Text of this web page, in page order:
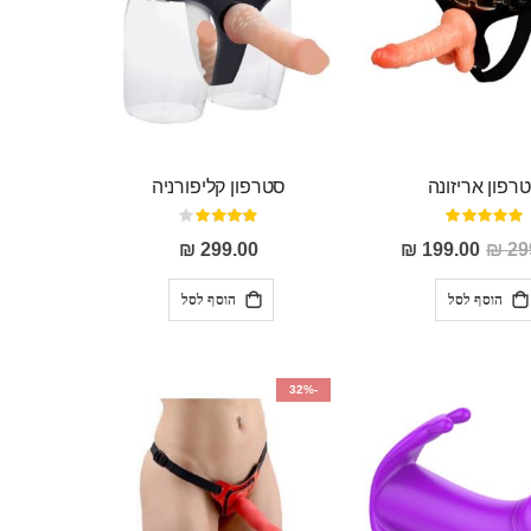
אריזונה
דירוג:
מחיר
מבצע
199.00 ₪
הוסף לסל
סטרפון קליפורניה
דירוג:
299.00 ₪
הוסף לסל
-32%